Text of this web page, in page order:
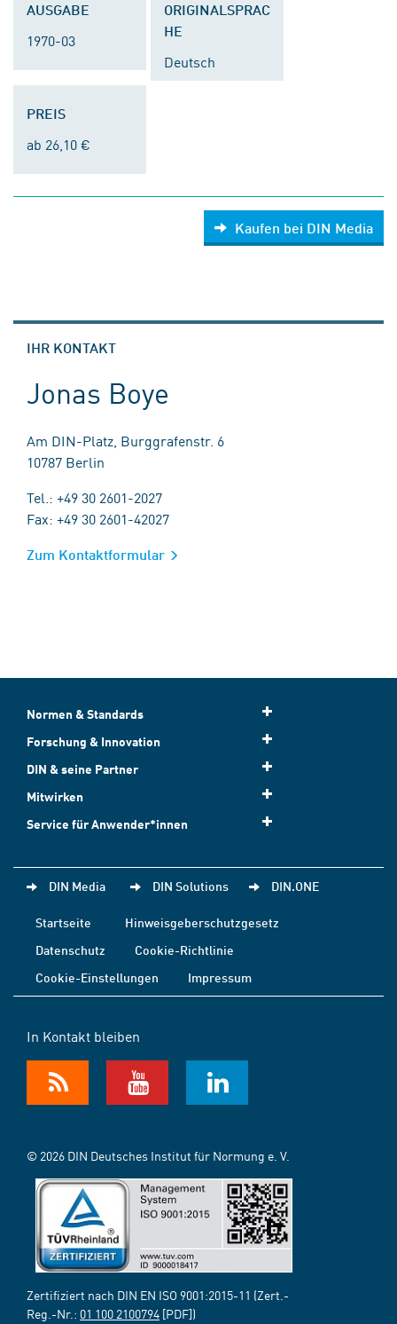
AUSGABE
1970-03
ORIGINALSPRAC
HE
Deutsch
PREIS
ab 26,10 €
Kaufen bei DIN Media
IHR KONTAKT
Jonas Boye
Am DIN-Platz, Burggrafenstr. 6
10787 Berlin
Tel.: +49 30 2601-2027
Fax: +49 30 2601-42027
Zum Kontaktformular
Normen & Standards
Forschung & Innovation
DIN & seine Partner
Mitwirken
Service für Anwender*innen
DIN Media DIN Solutions DIN.ONE
Startseite
Hinweisgeberschutzgesetz
Datenschutz
Cookie-Richtlinie
Cookie-Einstellungen
Impressum
In Kontakt bleiben
© 2026 DIN Deutsches Institut für Normung e. V.
Zertifiziert nach DIN EN ISO 9001:2015-11 (Zert.-
Reg.-Nr.: 01 100 2100794 [PDF])